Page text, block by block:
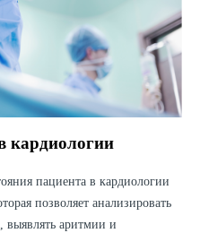
кардиологии
пациента в кардиологии
позволяет анализировать
выявлять аритмии и